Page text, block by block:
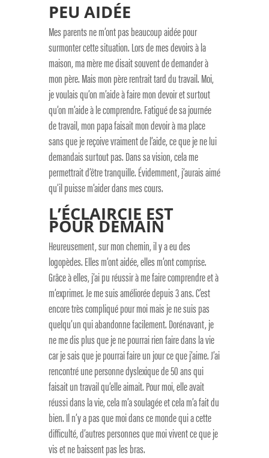
PEU AIDÉE
Mes parents ne m’ont pas beaucoup aidée pour
surmonter cette situation. Lors de mes devoirs à la
maison, ma mère me disait souvent de demander à
mon père. Mais mon père rentrait tard du travail. Moi,
je voulais qu’on m’aide à faire mon devoir et surtout
qu’on m’aide à le comprendre. Fatigué de sa journée
de travail, mon papa faisait mon devoir à ma place
sans que je reçoive vraiment de l’aide, ce que je ne lui
demandais surtout pas. Dans sa vision, cela me
permettrait d’être tranquille. Évidemment, j’aurais aimé
qu’il puisse m’aider dans mes cours.
L’ÉCLAIRCIE EST
POUR DEMAIN
Heureusement, sur mon chemin, il y a eu des
logopèdes. Elles m’ont aidée, elles m’ont comprise.
Grâce à elles, j’ai pu réussir à me faire comprendre et à
m’exprimer. Je me suis améliorée depuis 3 ans. C’est
encore très compliqué pour moi mais je ne suis pas
quelqu’un qui abandonne facilement. Dorénavant, je
ne me dis plus que je ne pourrai rien faire dans la vie
car je sais que je pourrai faire un jour ce que j’aime. J’ai
rencontré une personne dyslexique de 50 ans qui
faisait un travail qu’elle aimait. Pour moi, elle avait
réussi dans la vie, cela m’a soulagée et cela m’a fait du
bien. Il n’y a pas que moi dans ce monde qui a cette
difficulté, d’autres personnes que moi vivent ce que je
vis et ne baissent pas les bras.